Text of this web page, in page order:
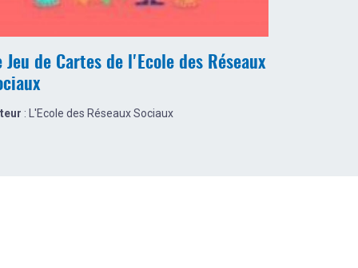
Jeu de Cartes de l'Ecole des Réseaux
: L'Ecole des Réseaux Sociaux